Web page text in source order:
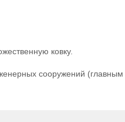
ковку.
сооружений